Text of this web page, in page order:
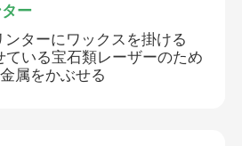
ー
ターにワックスを掛ける
ている宝石類レーザーのため
属をかぶせる